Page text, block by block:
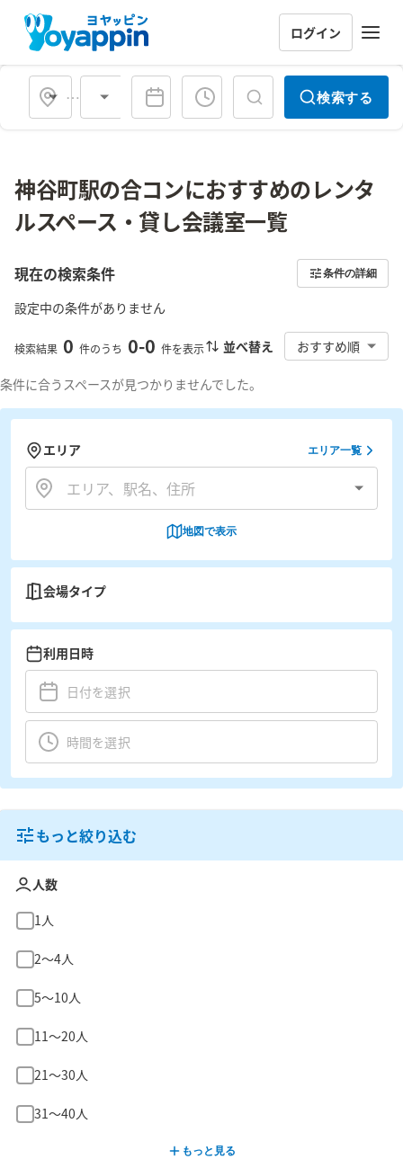
ログイン
会場タイプ 検索する
神谷町駅の合コンにおすすめのレンタ
ルスペース・貸し会議室一覧
現在の検索条件 条件の詳細
設定中の条件がありません
検索結果 0 件のうち 0-0 件を表示 並べ替え おすすめ順
条件に合うスペースが見つかりませんでした。
エリア エリア一覧
地図で表示
会場タイプ
利用日時
もっと絞り込む
人数
1人
2〜4人
5〜10人
11〜20人
21〜30人
31〜40人
もっと見る